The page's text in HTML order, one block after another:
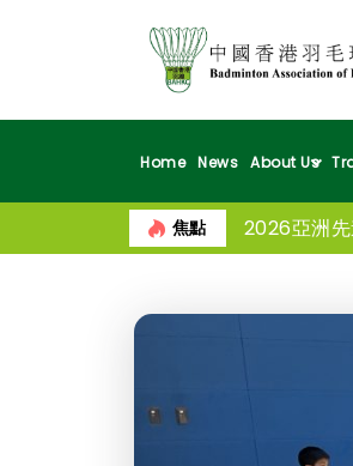
Home News About Us
焦點 2026亞洲